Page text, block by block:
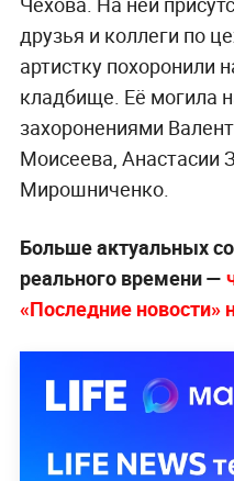
друзья и коллеги по
артистку похоронили
кладбище. Её могила
захоронениями
Моисеева, Анастасии
Мирошниченко.
Больше актуальных
реального времени —
«Последние новости»